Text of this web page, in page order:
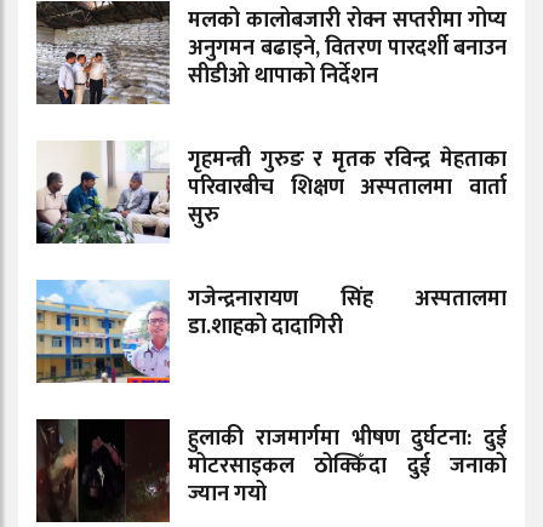
मलको कालोबजारी रोक्न सप्तरीमा गोप्य
अनुगमन बढाइने, वितरण पारदर्शी बनाउन
सीडीओ थापाको निर्देशन
गृहमन्त्री गुरुङ र मृतक रविन्द्र मेहताका
परिवारबीच शिक्षण अस्पतालमा वार्ता
सुरु
गजेन्द्रनारायण सिंह अस्पतालमा
डा.शाहको दादागिरी
हुलाकी राजमार्गमा भीषण दुर्घटना: दुई
मोटरसाइकल ठोक्किँदा दुई जनाको
ज्यान गयो